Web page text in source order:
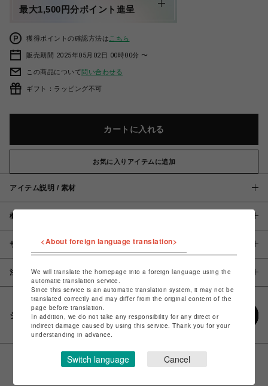
最大1,500円分ポイント進呈
獲得ポイントの確認方法は こちら
販売期間 2025年05月02日 00時00分 〜
この商品について問い合わせる
ギフト：ラッピング不可
カートに入れる
お気に入りアイテムに追加
アイテム説明 / 素材
概要
サイズ
注意事項
シェアする
<About foreign language translation>
We will translate the homepage into a foreign language using the
automatic translation service.
Since this service is an automatic translation system, it may not be
translated correctly and may differ from the original content of the
page before translation.
In addition, we do not take any responsibility for any direct or
indirect damage caused by using this service. Thank you for your
understanding in advance.
Switch language Cancel